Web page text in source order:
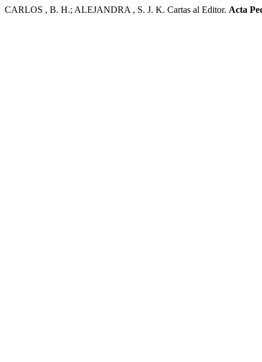
CARLOS , B. H.; ALEJANDRA , S. J. K. Cartas al Editor. Acta